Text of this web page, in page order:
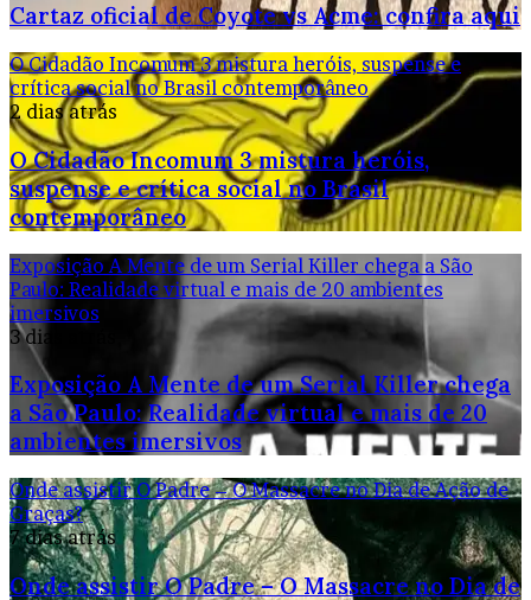
Cartaz oficial de Coyote vs Acme: confira aqui
O Cidadão Incomum 3 mistura heróis, suspense e
crítica social no Brasil contemporâneo
2 dias atrás
O Cidadão Incomum 3 mistura heróis,
suspense e crítica social no Brasil
contemporâneo
Exposição A Mente de um Serial Killer chega a São
Paulo: Realidade virtual e mais de 20 ambientes
imersivos
3 dias atrás
Exposição A Mente de um Serial Killer chega
a São Paulo: Realidade virtual e mais de 20
ambientes imersivos
Onde assistir O Padre – O Massacre no Dia de Ação de
Graças?
7 dias atrás
Onde assistir O Padre – O Massacre no Dia de